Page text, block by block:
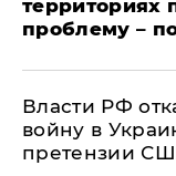
территориях
проблему –
Власти РФ
войну в
претензии